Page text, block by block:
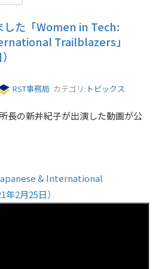
した「Women in Tech:
Trailblazers」
RST事務局 カテゴリ: トピックス
長の新井紀子が出演した動画が公
& International
2月25日）